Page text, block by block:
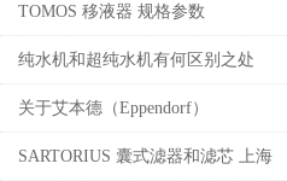
频最新免费高清
TOMOS 移液器 规格参数
纯水机和超纯水机有何区别之处
关于艾本德（Eppendorf）
SARTORIUS 囊式滤器和滤芯 上海